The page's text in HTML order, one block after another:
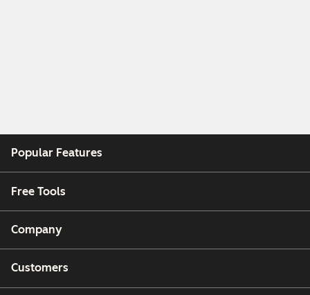
Popular Features
Free Tools
Company
Customers